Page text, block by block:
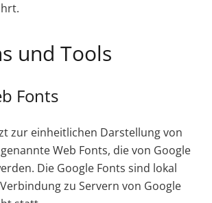
und Tools
Fonts
zur einheitlichen Darstellung von
Web Fonts, die von Google
Die Google Fonts sind lokal
zu Servern von Google